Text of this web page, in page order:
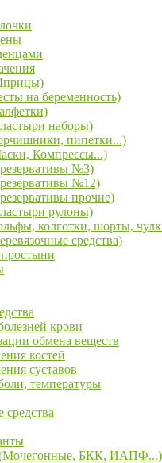
на беременность)
наборы)
пипетки...)
Компрессы...)
№3)
№12)
прочие)
рулоны)
колготки, шорты,
средства)
крови
обмена веществ
костей
суставов
температуры
(Мочегонные, БКК, ИАПФ...)